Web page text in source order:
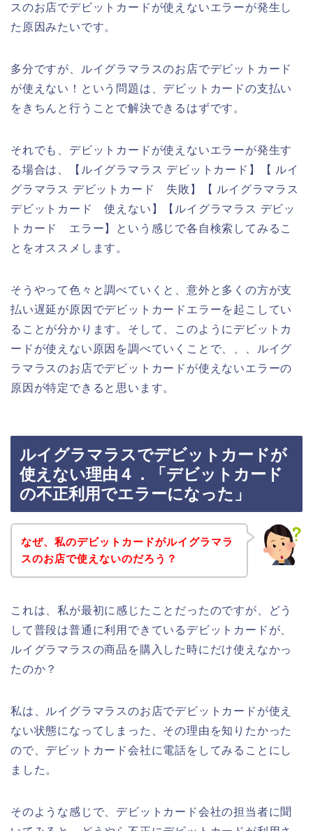
スのお店でデビットカードが使えないエラーが発生し
た原因みたいです。
多分ですが、ルイグラマラスのお店でデビットカード
が使えない！という問題は、デビットカードの支払い
をきちんと行うことで解決できるはずです。
それでも、デビットカードが使えないエラーが発生す
る場合は、【ルイグラマラス デビットカード】【 ルイ
グラマラス デビットカード 失敗】【 ルイグラマラス
デビットカード 使えない】【ルイグラマラス デビッ
トカード エラー】という感じで各自検索してみるこ
とをオススメします。
そうやって色々と調べていくと、意外と多くの方が支
払い遅延が原因でデビットカードエラーを起こしてい
ることが分かります。そして、このようにデビットカ
ードが使えない原因を調べていくことで、、、ルイグ
ラマラスのお店でデビットカードが使えないエラーの
原因が特定できると思います。
ルイグラマラスでデビットカードが
使えない理由４．「デビットカード
の不正利用でエラーになった」
なぜ、私のデビットカードがルイグラマラ
スのお店で使えないのだろう？
これは、私が最初に感じたことだったのですが、どう
して普段は普通に利用できているデビットカードが、
ルイグラマラスの商品を購入した時にだけ使えなかっ
たのか？
私は、ルイグラマラスのお店でデビットカードが使え
ない状態になってしまった、その理由を知りたかった
ので、デビットカード会社に電話をしてみることにし
ました。
そのような感じで、デビットカード会社の担当者に聞